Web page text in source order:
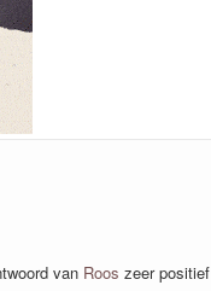
van Roos zeer positief